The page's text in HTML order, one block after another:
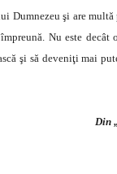
Dumnezeu şi are
Nu este
şi să deveniţi mai
Din